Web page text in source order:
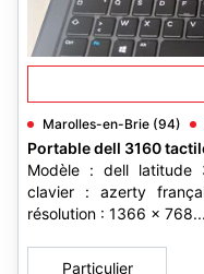
Marolles-en-Brie (94)
Portable dell 3160
Modèle : dell latitude
clavier : azerty
résolution : 1366 x 768...
Particulier